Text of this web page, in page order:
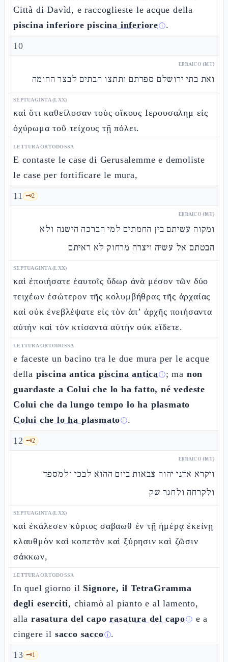
Città di Davìd, e raccoglieste le acque della
piscina inferiore piscina inferioreⓘ.
10
EBRAICO (MT)
ואת בתי ירושלם ספרתם ותתצו הבתים לבצר החומה
SEPTUAGINTA (LXX)
καὶ ὅτι καθείλοσαν τοὺς οἴκους Ιερουσαλημ εἰς
ὀχύρωμα τοῦ τείχους τῇ πόλει.
LETTURA ORTODOSSA
E contaste le case di Gerusalemme e demoliste
le case per fortificare le mura,
11 🗝️2
EBRAICO (MT)
ומקוה עשיתם בין החמתים למי הברכה הישנה ולא
הבטתם אל עשיה ויצרה מרחוק לא ראיתם
SEPTUAGINTA (LXX)
καὶ ἐποιήσατε ἑαυτοῖς ὕδωρ ἀνὰ μέσον τῶν δύο
τειχέων ἐσώτερον τῆς κολυμβήθρας τῆς ἀρχαίας
καὶ οὐκ ἐνεβλέψατε εἰς τὸν ἀπ’ ἀρχῆς ποιήσαντα
αὐτὴν καὶ τὸν κτίσαντα αὐτὴν οὐκ εἴδετε.
LETTURA ORTODOSSA
e faceste un bacino tra le due mura per le acque
della piscina antica piscina anticaⓘ; ma non
guardaste a Colui che lo ha fatto, né vedeste
Colui che da lungo tempo lo ha plasmato
Colui che lo ha plasmatoⓘ.
12 🗝️2
EBRAICO (MT)
ויקרא אדני יהוה צבאות ביום ההוא לבכי ולמספד
ולקרחה ולחגר שק
SEPTUAGINTA (LXX)
καὶ ἐκάλεσεν κύριος σαβαωθ ἐν τῇ ἡμέρᾳ ἐκείνῃ
κλαυθμὸν καὶ κοπετὸν καὶ ξύρησιν καὶ ζῶσιν
σάκκων,
LETTURA ORTODOSSA
In quel giorno il Signore, il TetraGramma
degli eserciti, chiamò al pianto e al lamento,
alla rasatura del capo rasatura del capoⓘ e a
cingere il sacco saccoⓘ.
13 🗝️1